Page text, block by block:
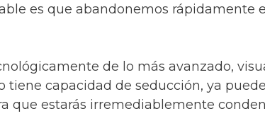
es que abandonemos rápidamente
de lo más avanzado,
capacidad de seducción, ya
que estarás irremediablemente